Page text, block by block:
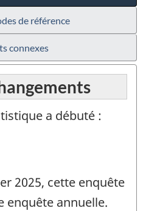
de référence
connexes
a débuté :
2025, cette enquête
enquête annuelle.